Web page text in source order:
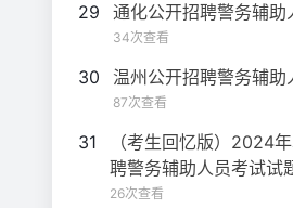
29 通化公开招聘警务辅
34次查看
30 温州公开招聘警务辅
87次查看
31
（考生回忆版）2024
聘警务辅助人员考试试
26次查看